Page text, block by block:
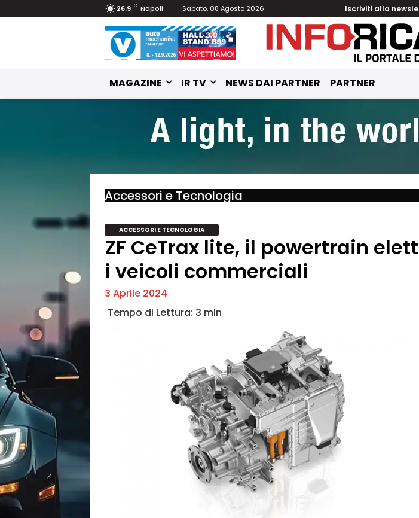
26.9 C Napoli Sabato, 08 Agosto 2026 Iscriviti alla
MAGAZINE IR TV NEWS DAI PARTNER PARTNER
Accessori e Tecnologia
ACCESSORI E TECNOLOGIA
ZF CeTrax lite, il powertrain
i veicoli commerciali
3 Aprile 2024